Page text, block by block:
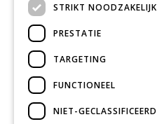
STRIKT NOODZAKELIJK
PRESTATIE
TARGETING
FUNCTIONEEL
NIET-GECLASSIFICEERD